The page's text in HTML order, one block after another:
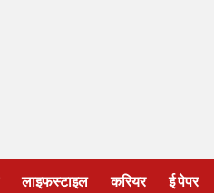
लाइफस्टाइल करियर ई पेपर